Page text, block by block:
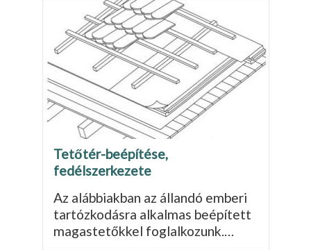
Tetőtér-beépítése,
fedélszerkezete
Az alábbiakban az állandó emberi
tartózkodásra alkalmas beépített
magastetőkkel fog­lalkozunk.…